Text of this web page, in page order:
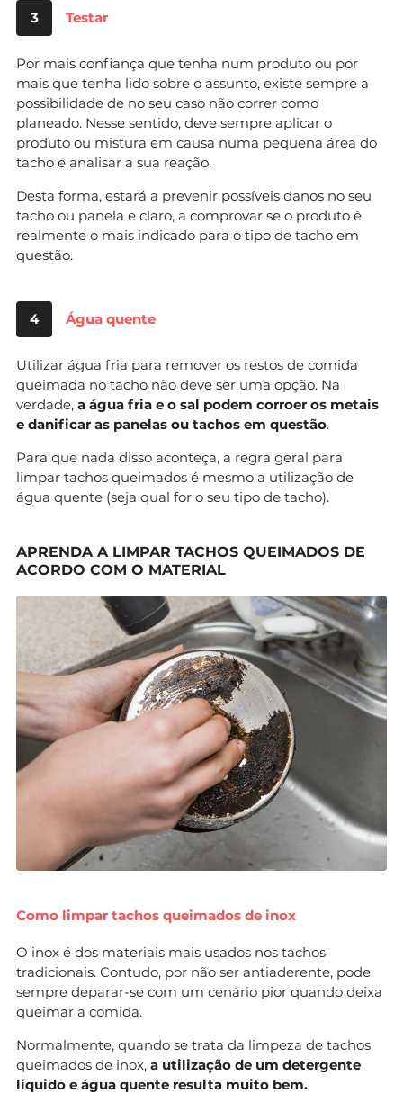
3 Testar
Por mais confiança que tenha num produto ou por
mais que tenha lido sobre o assunto, existe sempre a
possibilidade de no seu caso não correr como
planeado. Nesse sentido, deve sempre aplicar o
produto ou mistura em causa numa pequena área do
tacho e analisar a sua reação.
Desta forma, estará a prevenir possíveis danos no seu
tacho ou panela e claro, a comprovar se o produto é
realmente o mais indicado para o tipo de tacho em
questão.
4 Água quente
Utilizar água fria para remover os restos de comida
queimada no tacho não deve ser uma opção. Na
verdade, a água fria e o sal podem corroer os metais
e danificar as panelas ou tachos em questão.
Para que nada disso aconteça, a regra geral para
limpar tachos queimados é mesmo a utilização de
água quente (seja qual for o seu tipo de tacho).
APRENDA A LIMPAR TACHOS QUEIMADOS DE
ACORDO COM O MATERIAL
Como limpar tachos queimados de inox
O inox é dos materiais mais usados nos tachos
tradicionais. Contudo, por não ser antiaderente, pode
sempre deparar-se com um cenário pior quando deixa
queimar a comida.
Normalmente, quando se trata da limpeza de tachos
queimados de inox, a utilização de um detergente
líquido e água quente resulta muito bem.